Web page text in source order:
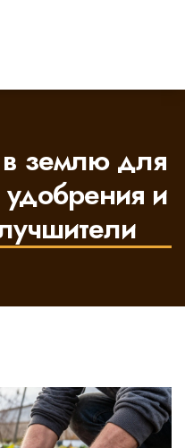
землю для
и